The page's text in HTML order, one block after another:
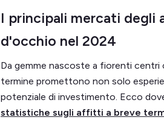
I principali mercati degli
d'occhio nel 2024
Da gemme nascoste a fiorenti
termine promettono non solo
potenziale di investimento. Ecco
statistiche sugli affitti a breve